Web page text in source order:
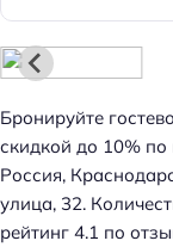
Бронируйте
скидкой до 10%
Россия,
улица, 32.
рейтинг 4.1 по